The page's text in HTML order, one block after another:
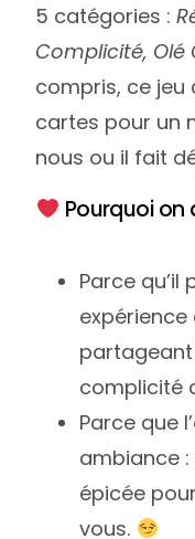
5 catégories :
Complicité, Olé
compris, ce jeu
cartes pour un
nous ou il fait
Pourquoi on
Parce qu’il
complicité
Parce que
ambiance
épicée
vous.